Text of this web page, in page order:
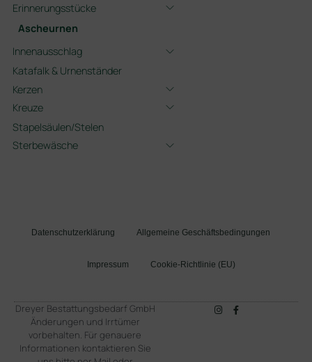
Erinnerungsstücke
Ascheurnen
Innenausschlag
Katafalk & Urnenständer
Kerzen
Kreuze
Stapelsäulen/Stelen
Sterbewäsche
Datenschutzerklärung Allgemeine Geschäftsbedingungen
Impressum Cookie-Richtlinie (EU)
Dreyer Bestattungsbedarf GmbH
Änderungen und Irrtümer
vorbehalten. Für genauere
Informationen kontaktieren Sie